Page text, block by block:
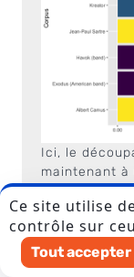
Ici, le
maintenant à
UN
Ce site utilise
contrôle sur
Tout accepter